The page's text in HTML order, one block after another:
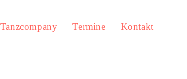
Tanzcompany Termine Kontakt